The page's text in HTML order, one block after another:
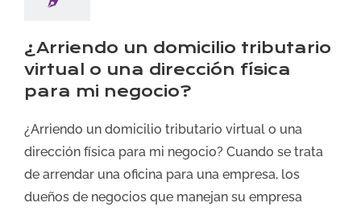
¿Arriendo un domicilio tributario
virtual o una dirección física
para mi negocio?
¿Arriendo un domicilio tributario virtual o una
dirección física para mi negocio? Cuando se trata
de arrendar una oficina para una empresa, los
dueños de negocios que manejan su empresa